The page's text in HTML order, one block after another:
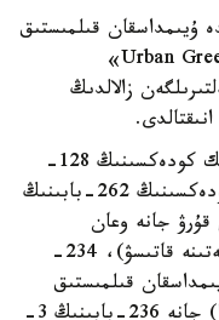
ىشىندە ۇيىمداسقان قىلمىستىق
توپقا قاتىسى بار «Metlink» جانە «Urban Green»
زالالدىڭ
- 5 - تامىزدا قىلمىستىق- پروتسەستىك كودەكسىنىڭ 128-
132-باپتارىنا سايكەس، قىلمىستىق كودەكسىنىڭ 262-بابىنىڭ
قۇرۋ جانە وعان
باسشىلىق ەتۋ، سونداي-اق ونىڭ قىزمەتىنە قاتىسۋ)، 234-
(ۇيىمداسقان قىلمىستىق